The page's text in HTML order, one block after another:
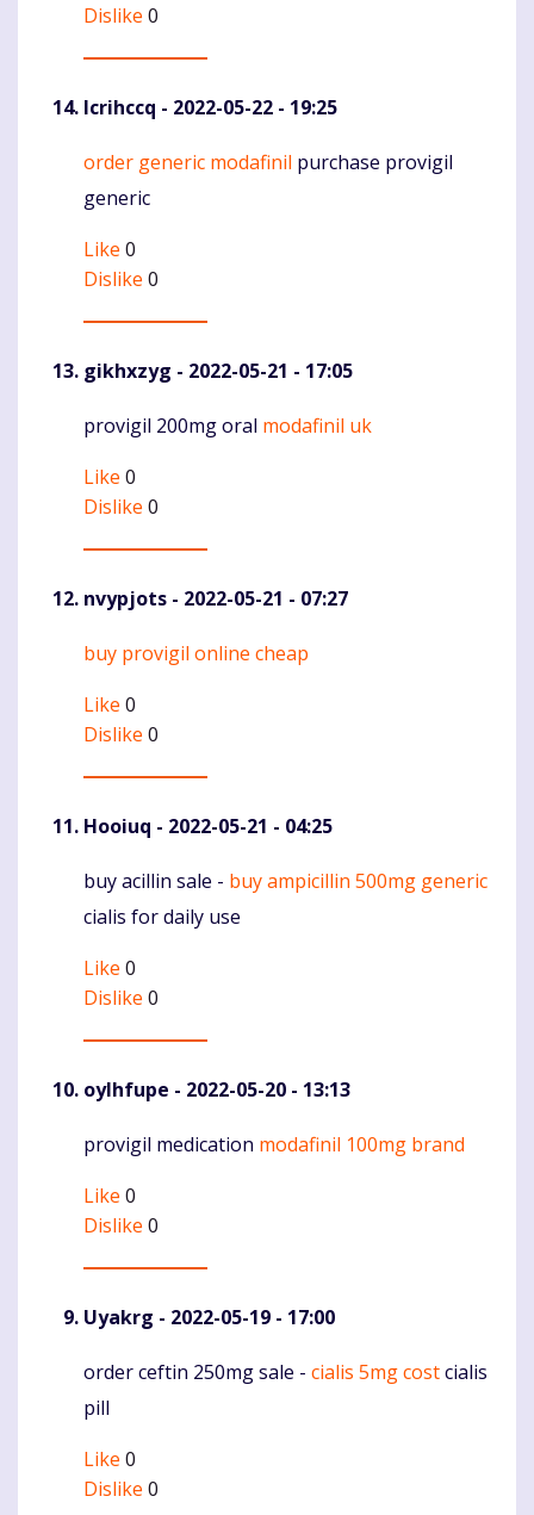
Dislike 0
lcrihccq - 2022-05-22 - 19:25
Komentaras
order generic modafinil purchase provigil
generic
Like 0
Dislike 0
gikhxzyg - 2022-05-21 - 17:05
Komentaras
provigil 200mg oral modafinil uk
Like 0
Dislike 0
nvypjots - 2022-05-21 - 07:27
Komentaras
buy provigil online cheap
Like 0
Dislike 0
Hooiuq - 2022-05-21 - 04:25
Komentaras
buy acillin sale - buy ampicillin 500mg generic
cialis for daily use
Like 0
Dislike 0
oylhfupe - 2022-05-20 - 13:13
Komentaras
provigil medication modafinil 100mg brand
Like 0
Dislike 0
Uyakrg - 2022-05-19 - 17:00
Komentaras
order ceftin 250mg sale - cialis 5mg costcialis
pill
Like 0
Dislike 0